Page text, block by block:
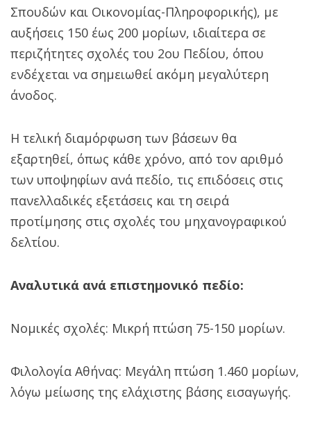
Σπουδών και Οικονομίας-Πληροφορικής), με
αυξήσεις 150 έως 200 μορίων, ιδιαίτερα σε
περιζήτητες σχολές του 2ου Πεδίου, όπου
ενδέχεται να σημειωθεί ακόμη μεγαλύτερη
άνοδος.
Η τελική διαμόρφωση των βάσεων θα
εξαρτηθεί, όπως κάθε χρόνο, από τον αριθμό
των υποψηφίων ανά πεδίο, τις επιδόσεις στις
πανελλαδικές εξετάσεις και τη σειρά
προτίμησης στις σχολές του μηχανογραφικού
δελτίου.
Αναλυτικά ανά επιστημονικό πεδίο:
Νομικές σχολές: Μικρή πτώση 75-150 μορίων.
Φιλολογία Αθήνας: Μεγάλη πτώση 1.460 μορίων,
λόγω μείωσης της ελάχιστης βάσης εισαγωγής.